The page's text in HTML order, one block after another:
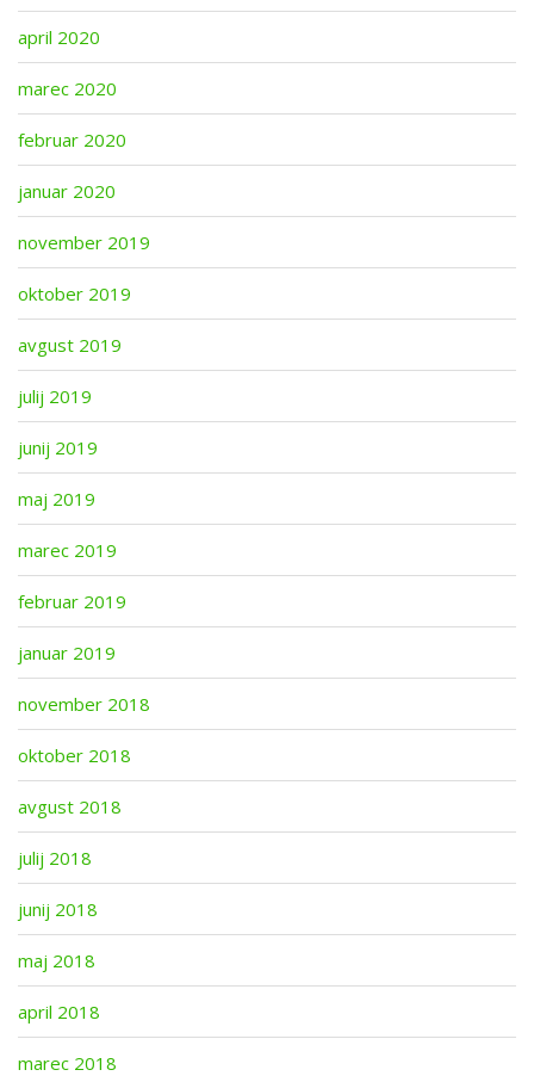
april 2020
marec 2020
februar 2020
januar 2020
november 2019
oktober 2019
avgust 2019
julij 2019
junij 2019
maj 2019
marec 2019
februar 2019
januar 2019
november 2018
oktober 2018
avgust 2018
julij 2018
junij 2018
maj 2018
april 2018
marec 2018